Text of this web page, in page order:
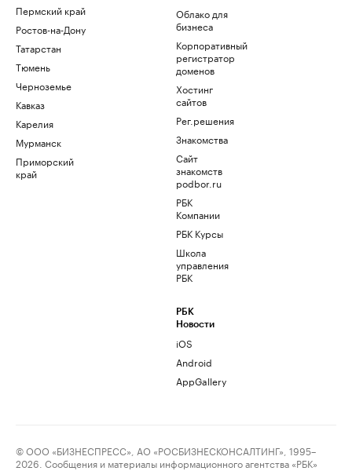
Пермский край
Ростов-на-Дону
Татарстан
Тюмень
Черноземье
Кавказ
Карелия
Мурманск
Приморский
край
Облако для
бизнеса
Корпоративный
регистратор
доменов
Хостинг
сайтов
Рег.решения
Знакомства
Сайт
знакомств
podbor.ru
РБК
Компании
РБК Курсы
Школа
управления
РБК
РБК
Новости
iOS
Android
AppGallery
© ООО «БИЗНЕСПРЕСС», АО «РОСБИЗНЕСКОНСАЛТИНГ», 1995–
2026. Сообщения и материалы информационного агентства «РБК»